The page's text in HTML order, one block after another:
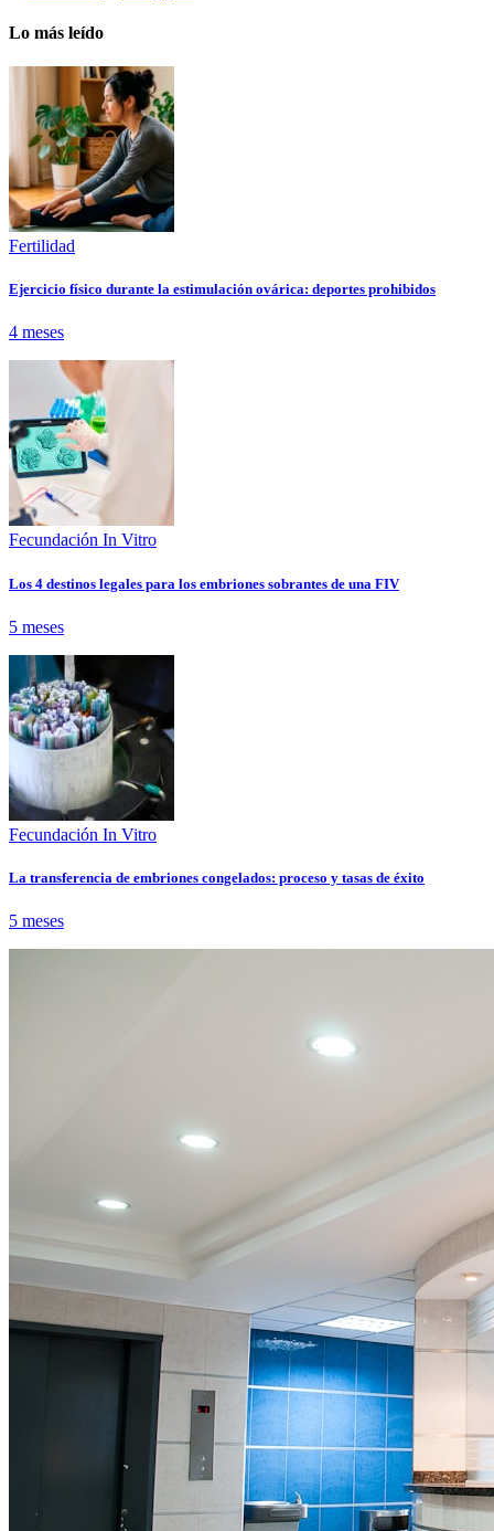
Lo más leído
Fertilidad
Ejercicio físico durante la estimulación ovárica: deportes prohibidos
4 meses
Fecundación In Vitro
Los 4 destinos legales para los embriones sobrantes de una FIV
5 meses
Fecundación In Vitro
La transferencia de embriones congelados: proceso y tasas de éxito
5 meses